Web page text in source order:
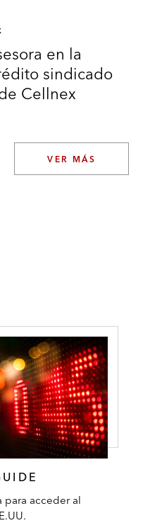
en la
sindicado
Cellnex
VER MÁS
para acceder al